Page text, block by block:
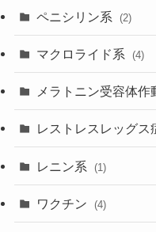
ペニシリン系 (2)
マクロライド系 (4)
メラトニン受容体作
レストレスレッグス
レニン系 (1)
ワクチン (4)